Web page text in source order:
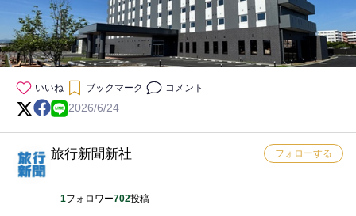
いいね ブックマーク コメント
2026/6/24
旅行新聞新社
1フォロワー702投稿
フォローする